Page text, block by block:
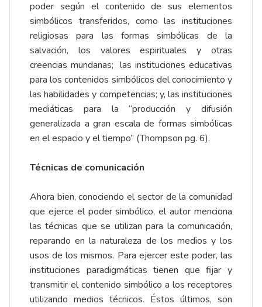
poder según el contenido de sus elementos
simbólicos transferidos, como las instituciones
religiosas para las formas simbólicas de la
salvación, los valores espirituales y otras
creencias mundanas; las instituciones educativas
para los contenidos simbólicos del conocimiento y
las habilidades y competencias; y, las instituciones
mediáticas para la “producción y difusión
generalizada a gran escala de formas simbólicas
en el espacio y el tiempo” (Thompson pg. 6).
Técnicas de comunicación
Ahora bien, conociendo el sector de la comunidad
que ejerce el poder simbólico, el autor menciona
las técnicas que se utilizan para la comunicación,
reparando en la naturaleza de los medios y los
usos de los mismos. Para ejercer este poder, las
instituciones paradigmáticas tienen que fijar y
transmitir el contenido simbólico a los receptores
utilizando medios técnicos. Éstos últimos, son